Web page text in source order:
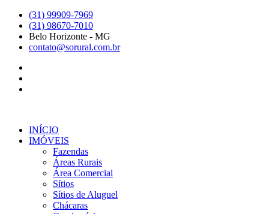
para
conteúdo
(31) 99909-7969
(31) 98670-7010
Belo Horizonte - MG
contato@sorural.com.br
INÍCIO
IMÓVEIS
Fazendas
Áreas Rurais
Área Comercial
Sítios
Sítios de Aluguel
Chácaras